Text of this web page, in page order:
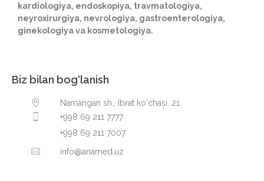
kardiologiya, endoskopiya, travmatologiya,
neyroxirurgiya, nevrologiya, gastroenterologiya,
ginekologiya va kosmetologiya.
Biz bilan bog‘lanish
Namangan sh., Ibrat ko‘chasi, 21
+998 69 211 7777
+998 69 211 7007
info@anamed.uz